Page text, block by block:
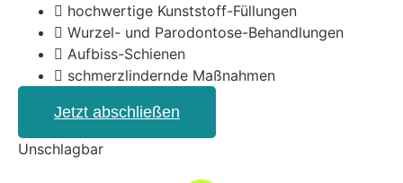
hochwertige Kunststoff-Füllungen
Wurzel- und Parodontose-Behandlungen
Aufbiss-Schienen
schmerzlindernde Maßnahmen
Jetzt abschließen
Unschlagbar